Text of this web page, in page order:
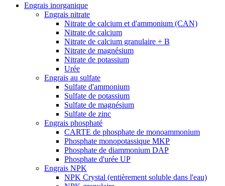
Engrais inorganique
Engrais nitrate
Nitrate de calcium et d'ammonium (CAN)
Nitrate de calcium
Nitrate de calcium granulaire + B
Nitrate de magnésium
Nitrate de potassium
Urée
Engrais au sulfate
Sulfate d'ammonium
Sulfate de potassium
Sulfate de magnésium
Sulfate de zinc
Engrais phosphaté
CARTE de phosphate de monoammonium
Phosphate monopotassique MKP
Phosphate de diammonium DAP
Phosphate d'urée UP
Engrais NPK
NPK Crystal (entièrement soluble dans l'eau)